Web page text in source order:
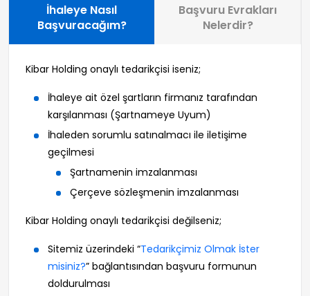
İhaleye Nasıl
Başvuracağım?
Başvuru Evrakları
Nelerdir?
Kibar Holding onaylı tedarikçisi iseniz;
İhaleye ait özel şartların firmanız tarafından
karşılanması (Şartnameye Uyum)
İhaleden sorumlu satınalmacı ile iletişime
geçilmesi
Şartnamenin imzalanması
Çerçeve sözleşmenin imzalanması
Kibar Holding onaylı tedarikçisi değilseniz;
Sitemiz üzerindeki “Tedarikçimiz Olmak İster
misiniz?” bağlantısından başvuru formunun
doldurulması